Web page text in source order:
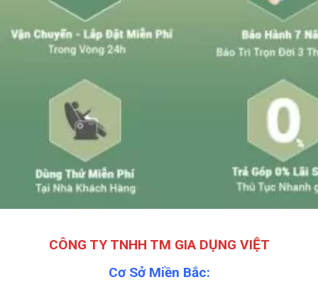
CÔNG TY TNHH TM GIA DỤNG VIỆT
Cơ Sở Miền Bắc: